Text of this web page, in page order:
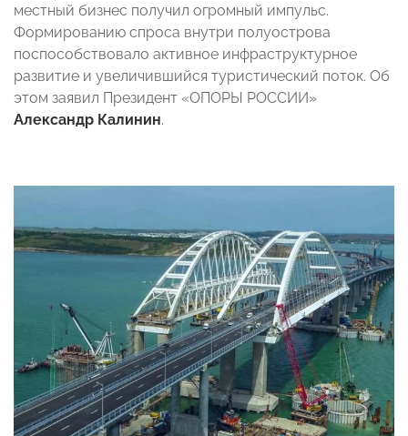
местный бизнес получил огромный импульс.
Формированию спроса внутри полуострова
поспособствовало активное инфраструктурное
развитие и увеличившийся туристический поток. Об
этом заявил Президент «ОПОРЫ РОССИИ»
Александр Калинин.